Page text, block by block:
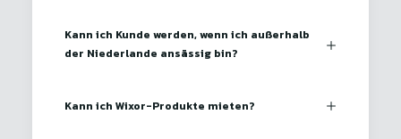
Kann ich Kunde werden, wenn ich außerhalb
der Niederlande ansässig bin?
Kann ich Wixor-Produkte mieten?